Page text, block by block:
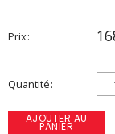
Prix
Quantité
AJOUTER AU
PANIER